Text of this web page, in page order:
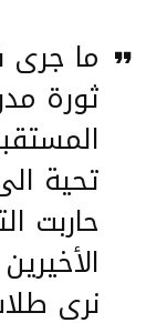
ما
ثورة
تحية
حاربت
نرى